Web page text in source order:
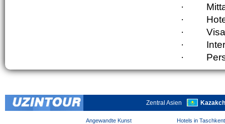
·
·
·
·
·
Zentral Asien
Angewandte Kunst
Hotels in